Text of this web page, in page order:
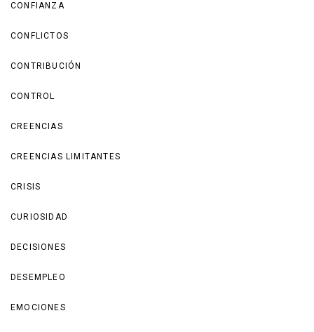
CONFIANZA
CONFLICTOS
CONTRIBUCIÓN
CONTROL
CREENCIAS
CREENCIAS LIMITANTES
CRISIS
CURIOSIDAD
DECISIONES
DESEMPLEO
EMOCIONES